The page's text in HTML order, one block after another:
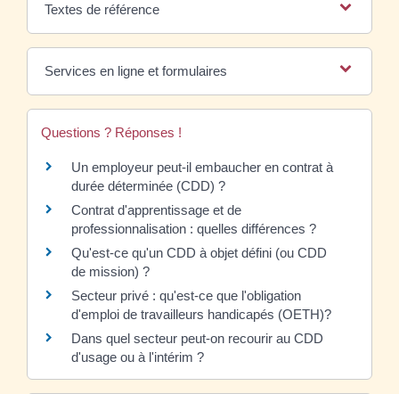
Textes de référence
Services en ligne et formulaires
Questions ? Réponses !
Un employeur peut-il embaucher en contrat à
durée déterminée (CDD) ?
Contrat d'apprentissage et de
professionnalisation : quelles différences ?
Qu'est-ce qu'un CDD à objet défini (ou CDD
de mission) ?
Secteur privé : qu'est-ce que l'obligation
d'emploi de travailleurs handicapés (OETH)?
Dans quel secteur peut-on recourir au CDD
d'usage ou à l'intérim ?